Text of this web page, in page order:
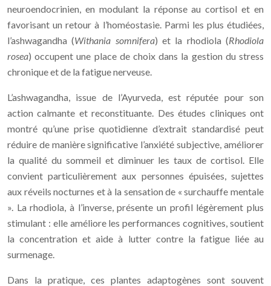
neuroendocrinien, en modulant la réponse au cortisol et en
favorisant un retour à l’homéostasie. Parmi les plus étudiées,
l’ashwagandha (Withania somnifera) et la rhodiola (Rhodiola
rosea) occupent une place de choix dans la gestion du stress
chronique et de la fatigue nerveuse.
L’ashwagandha, issue de l’Ayurveda, est réputée pour son
action calmante et reconstituante. Des études cliniques ont
montré qu’une prise quotidienne d’extrait standardisé peut
réduire de manière significative l’anxiété subjective, améliorer
la qualité du sommeil et diminuer les taux de cortisol. Elle
convient particulièrement aux personnes épuisées, sujettes
aux réveils nocturnes et à la sensation de « surchauffe mentale
». La rhodiola, à l’inverse, présente un profil légèrement plus
stimulant : elle améliore les performances cognitives, soutient
la concentration et aide à lutter contre la fatigue liée au
surmenage.
Dans la pratique, ces plantes adaptogènes sont souvent